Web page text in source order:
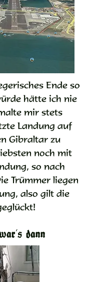
Ende so
hätte ich nie
mir stets
Landung auf
Gibraltar zu
noch mit
so nach
Trümmer liegen
also gilt die
dann